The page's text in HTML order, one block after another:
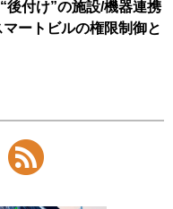
後付け”の施設/機器連携
ートビルの権限制御と